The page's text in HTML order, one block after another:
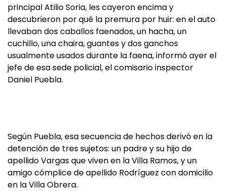
principal Atilio Soria, les cayeron encima y
descubrieron por qué la premura por huir: en el auto
llevaban dos caballos faenados, un hacha, un
cuchillo, una chaira, guantes y dos ganchos
usualmente usados durante la faena, informó ayer el
jefe de esa sede policial, el comisario inspector
Daniel Puebla.
Según Puebla, esa secuencia de hechos derivó en la
detención de tres sujetos: un padre y su hijo de
apellido Vargas que viven en la Villa Ramos, y un
amigo cómplice de apellido Rodríguez con domicilio
en la Villa Obrera.